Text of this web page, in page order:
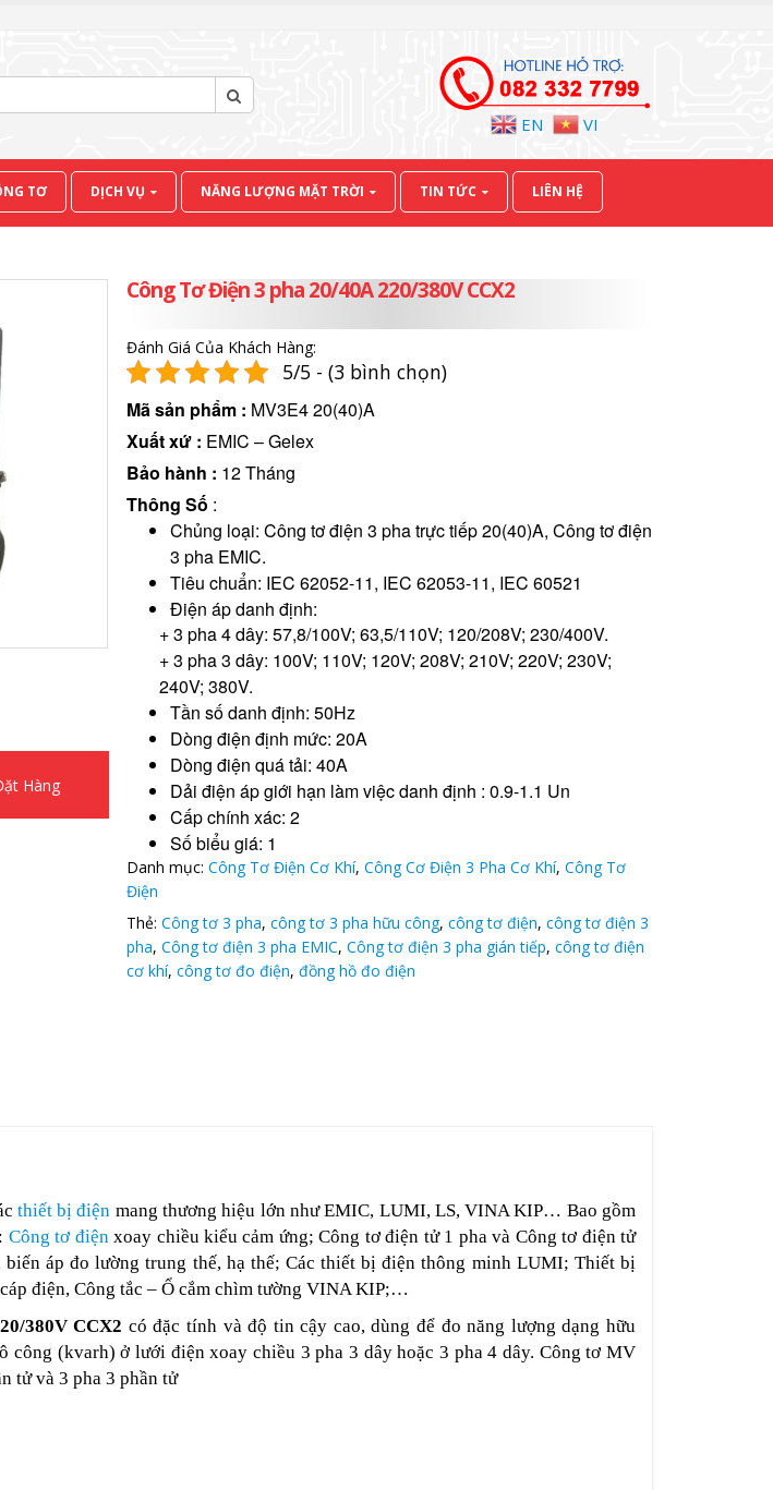
EN VI
TƠ DỊCH VỤ NĂNG LƯỢNG MẶT TRỜI TIN TỨC LIÊN HỆ
Hàng
Công Tơ Điện 3 pha 20/40A 220/380V CCX2
Đánh Giá Của Khách Hàng:
5/5 - (3 bình chọn)
Mã sản phẩm : MV3E4 20(40)A
Xuất xứ : EMIC – Gelex
Bảo hành : 12 Tháng
Thông Số :
Chủng loại: Công tơ điện 3 pha trực tiếp 20(40)A, Công tơ điện
3 pha EMIC.
Tiêu chuẩn: IEC 62052-11, IEC 62053-11, IEC 60521
Điện áp danh định:
+ 3 pha 4 dây: 57,8/100V; 63,5/110V; 120/208V; 230/400V.
+ 3 pha 3 dây: 100V; 110V; 120V; 208V; 210V; 220V; 230V;
240V; 380V.
Tần số danh định: 50Hz
Dòng điện định mức: 20A
Dòng điện quá tải: 40A
Dải điện áp giới hạn làm việc danh định : 0.9-1.1 Un
Cấp chính xác: 2
Số biểu giá: 1
Danh mục:Công Tơ Điện Cơ Khí,Công Cơ Điện 3 Pha Cơ Khí,Công Tơ
Điện
Thẻ:Công tơ 3 pha,công tơ 3 pha hữu công,công tơ điện,công tơ điện 3
pha,Công tơ điện 3 pha EMIC,Công tơ điện 3 pha gián tiếp,công tơ điện
cơ khí,công tơ đo điện,đồng hồ đo điện
thiết bị điện mang thương hiệu lớn như EMIC, LUMI, LS, VINA KIP… Bao gồm
Công tơ điệnxoay chiều kiểu cảm ứng; Công tơ điện tử 1 pha và Công tơ điện tử
áp đo lường trung thế, hạ thế; Các thiết bị điện thông minh LUMI; Thiết bị
điện, Công tắc – Ổ cắm chìm tường VINA KIP;…
380V CCX2 có đặc tính và độ tin cậy cao, dùng để đo năng lượng dạng hữu
công (kvarh) ở lưới điện xoay chiều 3 pha 3 dây hoặc 3 pha 4 dây. Công tơ MV
tử và 3 pha 3 phần tử